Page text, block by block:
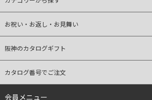
お祝い・お返し・お見舞い
阪神のカタログギフト
カタログ番号でご注文
会員メニュー